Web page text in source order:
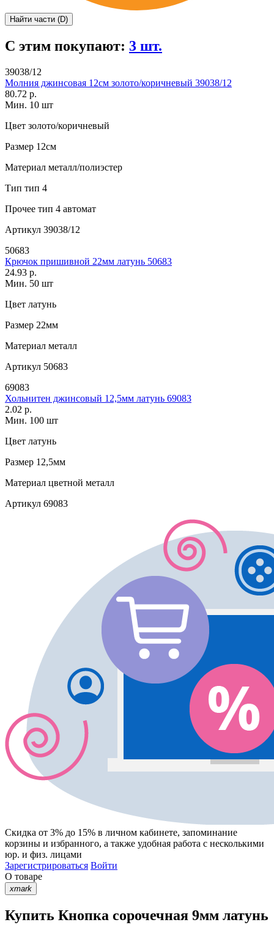
Найти части (D)
С этим покупают: 3 шт.
39038/12
Молния джинсовая 12см золото/коричневый 39038/12
80.72 р.
Мин. 10 шт
Цвет золото/коричневый
Размер 12см
Материал металл/полиэстер
Тип тип 4
Прочее тип 4 автомат
Артикул 39038/12
50683
Крючок пришивной 22мм латунь 50683
24.93 р.
Мин. 50 шт
Цвет латунь
Размер 22мм
Материал металл
Артикул 50683
69083
Хольнитен джинсовый 12,5мм латунь 69083
2.02 р.
Мин. 100 шт
Цвет латунь
Размер 12,5мм
Материал цветной металл
Артикул 69083
Скидка от 3% до 15% в личном кабинете, запоминание
корзины и избранного, а также удобная работа с несколькими
юр. и физ. лицами
Зарегистрироваться Войти
О товаре
xmark
Купить Кнопка сорочечная 9мм латунь